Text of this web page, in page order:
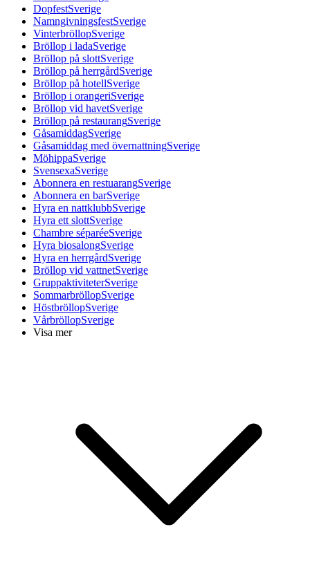
DopfestSverige
NamngivningsfestSverige
VinterbröllopSverige
Bröllop i ladaSverige
Bröllop på slottSverige
Bröllop på herrgårdSverige
Bröllop på hotellSverige
Bröllop i orangeriSverige
Bröllop vid havetSverige
Bröllop på restaurangSverige
GåsamiddagSverige
Gåsamiddag med övernattningSverige
MöhippaSverige
SvensexaSverige
Abonnera en restuarangSverige
Abonnera en barSverige
Hyra en nattklubbSverige
Hyra ett slottSverige
Chambre séparéeSverige
Hyra biosalongSverige
Hyra en herrgårdSverige
Bröllop vid vattnetSverige
GruppaktiviteterSverige
SommarbröllopSverige
HöstbröllopSverige
VårbröllopSverige
Visa mer